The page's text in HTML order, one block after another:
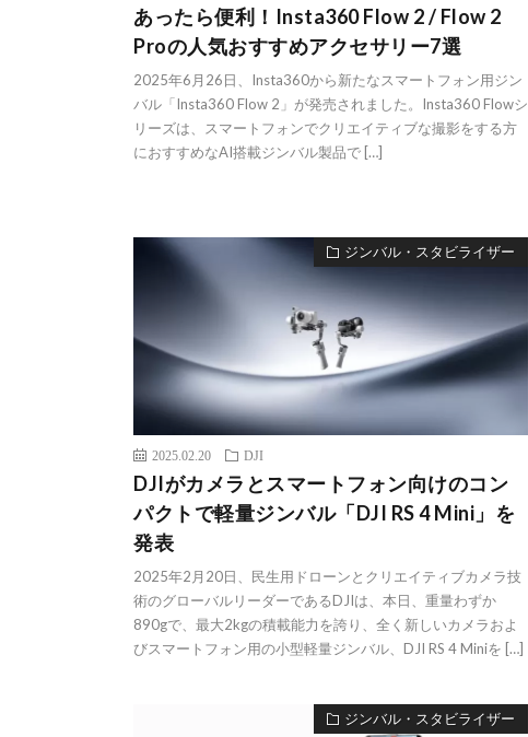
あったら便利！Insta360 Flow 2 / Flow 2
Proの人気おすすめアクセサリー7選
2025年6月26日、Insta360から新たなスマートフォン用ジン
バル「Insta360 Flow 2」が発売されました。Insta360 Flowシ
リーズは、スマートフォンでクリエイティブな撮影をする方
におすすめなAI搭載ジンバル製品で […]
ジンバル・スタビライザー
2025.02.20 DJI
DJIがカメラとスマートフォン向けのコン
パクトで軽量ジンバル「DJI RS 4 Mini」を
発表
2025年2月20日、民生用ドローンとクリエイティブカメラ技
術のグローバルリーダーであるDJIは、本日、重量わずか
890gで、最大2kgの積載能力を誇り、全く新しいカメラおよ
びスマートフォン用の小型軽量ジンバル、DJI RS 4 Miniを […]
ジンバル・スタビライザー